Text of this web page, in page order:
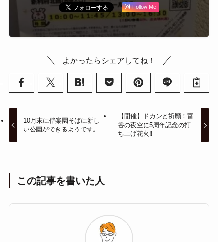
Follow Me
よかったらシェアしてね！
10月末に偕楽園そばに新し
い公園ができるようです。
【開催】ドカンと祈願！富
谷の夜空に5周年記念の打
ち上げ花火‼
この記事を書いた人